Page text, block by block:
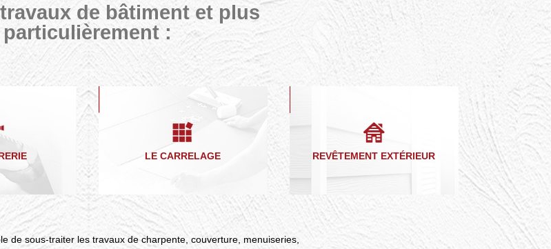
de bâtiment et plus
particulièrement :
LE CARRELAGE REVÊTEMENT EXTÉRIEUR
de sous-traiter les travaux de charpente, couverture, menuiseries,